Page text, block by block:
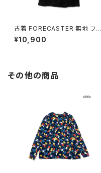
古着 FORECASTER 無地 フリ
ース ボア 長袖 アウター ヘビー
コート 黒 (ttu2411030)
¥10,900
その他の商品